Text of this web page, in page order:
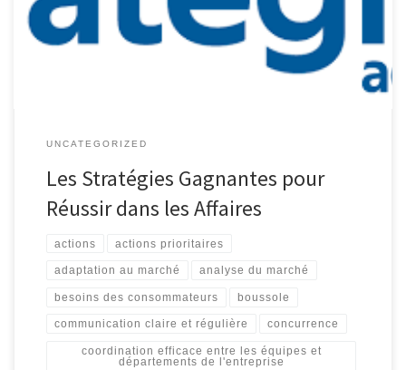
cherchant à se maintenir en tête de la concurrence ou pour une
start-up ambitieuse souhaitant se faire […]
UNCATEGORIZED
Les Stratégies Gagnantes pour
Réussir dans les Affaires
actions actions prioritaires
adaptation au marché analyse du marché
besoins des consommateurs boussole
communication claire et régulière concurrence
coordination efficace entre les équipes et
départements de l'entreprise